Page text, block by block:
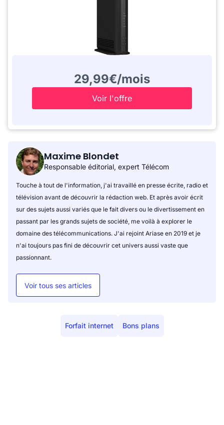
29,99€/mois
Voir l'offre
Maxime Blondet
Responsable éditorial, expert Télécom
Touche à tout de l'information, j'ai travaillé en presse écrite, radio et
télévision avant de découvrir la rédaction web. Et après avoir écrit
sur des sujets aussi variés que le fait divers ou le divertissement en
passant par les grands sujets de société, me voilà à explorer le
domaine des télécommunications. J'ai rejoint Ariase en 2019 et je
n'ai toujours pas fini de découvrir cet univers aussi vaste que
passionnant.
Voir tous ses articles
Forfait internet Bons plans